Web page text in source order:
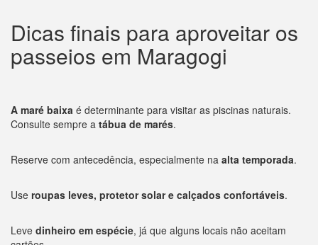
Dicas finais para aproveitar os
passeios em Maragogi
A maré baixa é determinante para visitar as piscinas naturais.
Consulte sempre a tábua de marés.
Reserve com antecedência, especialmente na alta temporada.
Use roupas leves, protetor solar e calçados confortáveis.
Leve dinheiro em espécie, já que alguns locais não aceitam